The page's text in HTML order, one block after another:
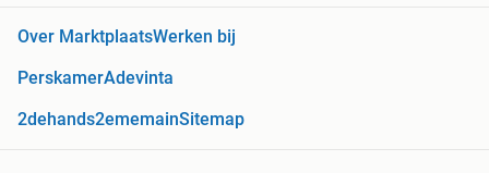
Over MarktplaatsWerken bij
PerskamerAdevinta
2dehands2ememainSitemap